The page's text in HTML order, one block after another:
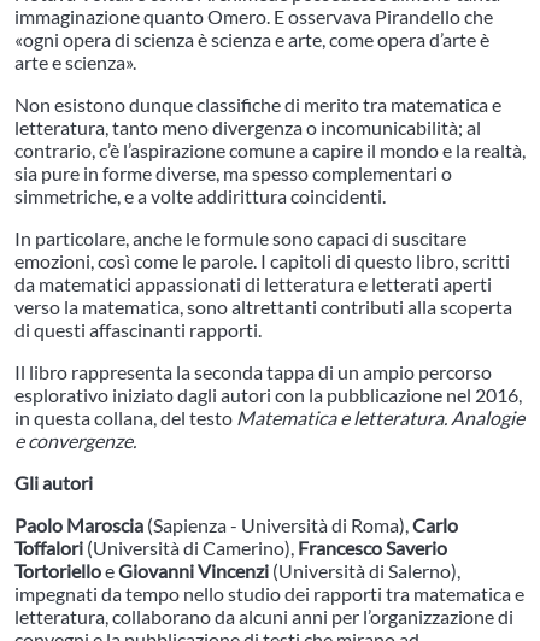
immaginazione quanto Omero. E osservava Pirandello che
«ogni opera di scienza è scienza e arte, come opera d’arte è
arte e scienza».
Non esistono dunque classifiche di merito tra matematica e
letteratura, tanto meno divergenza o incomunicabilità; al
contrario, c’è l’aspirazione comune a capire il mondo e la realtà,
sia pure in forme diverse, ma spesso complementari o
simmetriche, e a volte addirittura coincidenti.
In particolare, anche le formule sono capaci di suscitare
emozioni, così come le parole. I capitoli di questo libro, scritti
da matematici appassionati di letteratura e letterati aperti
verso la matematica, sono altrettanti contributi alla scoperta
di questi affascinanti rapporti.
Il libro rappresenta la seconda tappa di un ampio percorso
esplorativo iniziato dagli autori con la pubblicazione nel 2016,
in questa collana, del testo Matematica e letteratura. Analogie
e convergenze.
Gli autori
Paolo Maroscia (Sapienza - Università di Roma),Carlo
Toffalori (Università di Camerino), Francesco Saverio
TortorielloeGiovanni Vincenzi (Università di Salerno),
impegnati da tempo nello studio dei rapporti tra matematica e
letteratura, collaborano da alcuni anni per l’organizzazione di